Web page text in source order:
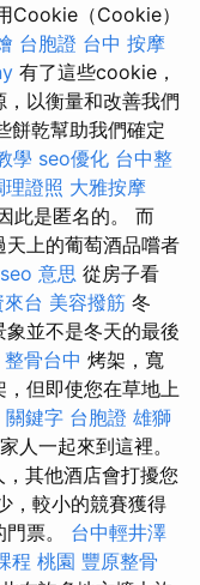
Cookie（Cookie）
台胞證 台中 按摩
有了這些cookie，
以衡量和改善我們
餅乾幫助我們確定
學 seo優化 台中整
理證照 大雅按摩
此是匿名的。 而
天上的葡萄酒品嚐者
seo 意思 從房子看
台 美容撥筋 冬
並不是冬天的最後
整骨台中 烤架，寬
但即使您在草地上
關鍵字 台胞證 雄獅
人一起來到這裡。
其他酒店會打擾您
，較小的競賽獲得
票。 台中輕井澤
程 桃園 豐原整骨